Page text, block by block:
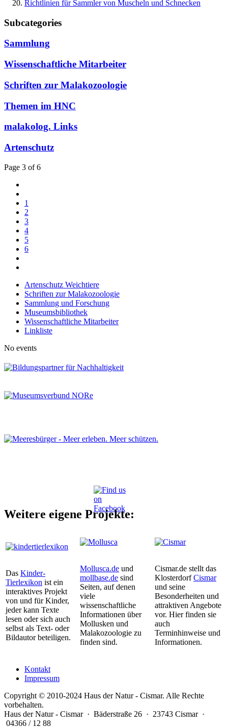
Richtlinien für Sammler von Muscheln und Schnecken
Subcategories
Sammlung
Wissenschaftliche Mitarbeiter
Schriften zur Malakozoologie
Themen im HNC
malakolog. Links
Artenschutz
Page 3 of 6
1
2
3
4
5
6
Artenschutz Weichtiere
Schriften zur Malakozoologie
Sammlung und Forschung
Museumsbibliothek
Wissenschaftliche Mitarbeiter
Linkliste
No events
Weitere eigene Projekte:
Das Kinder-
Tierlexikon ist ein
interaktives Projekt
von und für Kinder,
jeder kann Texte
lesen oder sich auch
selbst als Text- oder
Bildautor beteiligen.
Mollusca.de und
mollbase.de sind
Seiten, auf denen
viele
wissenschaftliche
Informationen über
Mollusken und
Malakozoologie zu
finden sind.
Cismar.de stellt das
KlosterdorfCismar
und seine
Besonderheiten und
attraktiven Angebote
vor. Hier finden sie
auch
Terminhinweise und
Informationen.
Kontakt
Impressum
Copyright © 2010-2024 Haus der Natur - Cismar. Alle Rechte
vorbehalten.
Haus der Natur - Cismar · Bäderstraße 26 · 23743 Cismar ·
04366 / 12 88